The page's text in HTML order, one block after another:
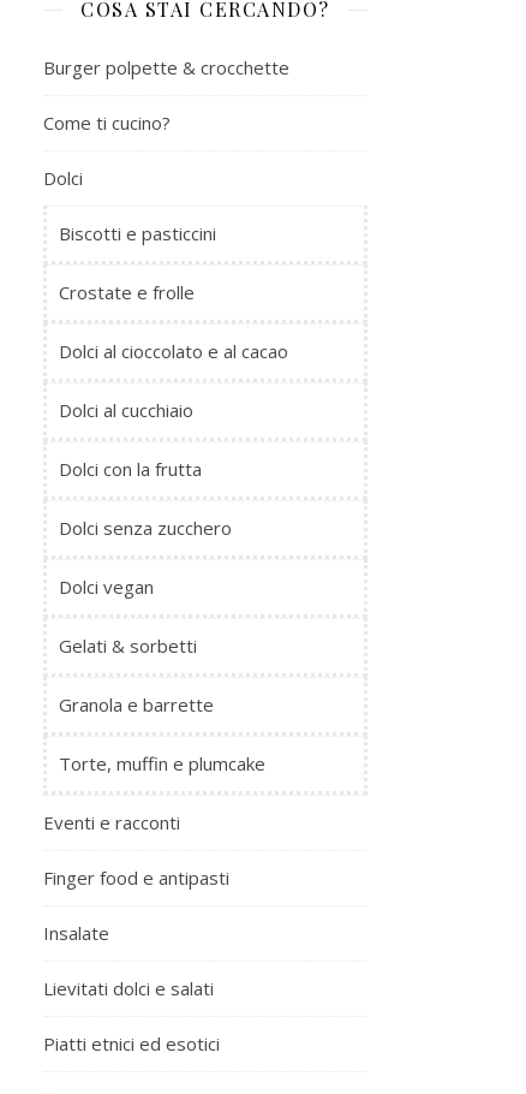
COSA STAI CERCANDO?
Burger polpette & crocchette
Come ti cucino?
Dolci
Biscotti e pasticcini
Crostate e frolle
Dolci al cioccolato e al cacao
Dolci al cucchiaio
Dolci con la frutta
Dolci senza zucchero
Dolci vegan
Gelati & sorbetti
Granola e barrette
Torte, muffin e plumcake
Eventi e racconti
Finger food e antipasti
Insalate
Lievitati dolci e salati
Piatti etnici ed esotici